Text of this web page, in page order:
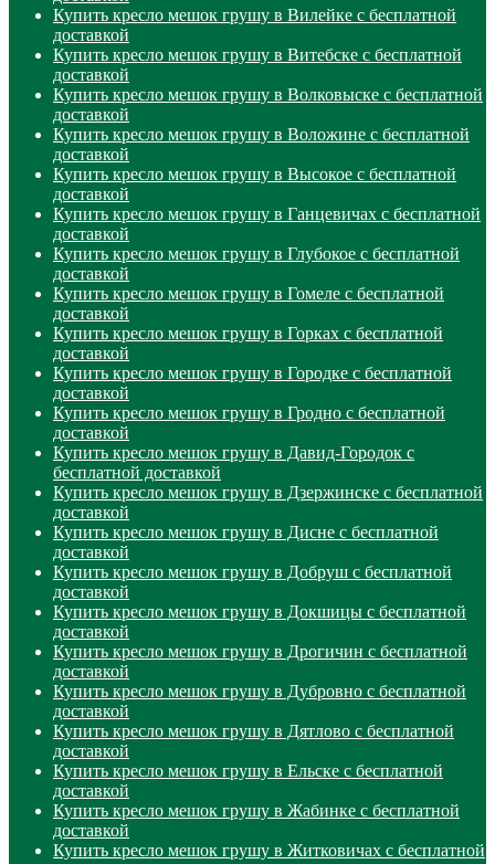
Купить кресло мешок грушу в Вилейке с бесплатной
доставкой
Купить кресло мешок грушу в Витебске с бесплатной
доставкой
Купить кресло мешок грушу в Волковыске с бесплатной
доставкой
Купить кресло мешок грушу в Воложине с бесплатной
доставкой
Купить кресло мешок грушу в Высокое с бесплатной
доставкой
Купить кресло мешок грушу в Ганцевичах с бесплатной
доставкой
Купить кресло мешок грушу в Глубокое с бесплатной
доставкой
Купить кресло мешок грушу в Гомеле с бесплатной
доставкой
Купить кресло мешок грушу в Горках с бесплатной
доставкой
Купить кресло мешок грушу в Городке с бесплатной
доставкой
Купить кресло мешок грушу в Гродно с бесплатной
доставкой
Купить кресло мешок грушу в Давид-Городок с
бесплатной доставкой
Купить кресло мешок грушу в Дзержинске с бесплатной
доставкой
Купить кресло мешок грушу в Дисне с бесплатной
доставкой
Купить кресло мешок грушу в Добруш с бесплатной
доставкой
Купить кресло мешок грушу в Докшицы с бесплатной
доставкой
Купить кресло мешок грушу в Дрогичин с бесплатной
доставкой
Купить кресло мешок грушу в Дубровно с бесплатной
доставкой
Купить кресло мешок грушу в Дятлово с бесплатной
доставкой
Купить кресло мешок грушу в Ельске с бесплатной
доставкой
Купить кресло мешок грушу в Жабинке с бесплатной
доставкой
Купить кресло мешок грушу в Житковичах с бесплатной